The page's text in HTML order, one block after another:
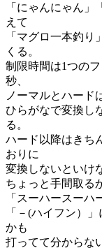
「にゃんにゃん
えて
「マグロ一本釣
くる。
制限時間は1つの
秒、
ノーマルとハード
ひらがなで変換し
る。
ハード以降はきち
おりに
変換しないといけ
ちょっと手間取る
「スーハースー
「－(ハイフン）
かも
打ってて分からな